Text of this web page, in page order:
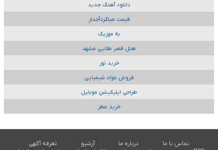
دانلود آهنگ جدید
قیمت میلگردآجدار
به موزیک
هتل قصر طلایی مشهد
خرید تور
فروش مواد شیمیایی
طراحی اپلیکیشن موبایل
خرید عطر
تماس با ما درباره ما آرشیو
تعرفه آگهی